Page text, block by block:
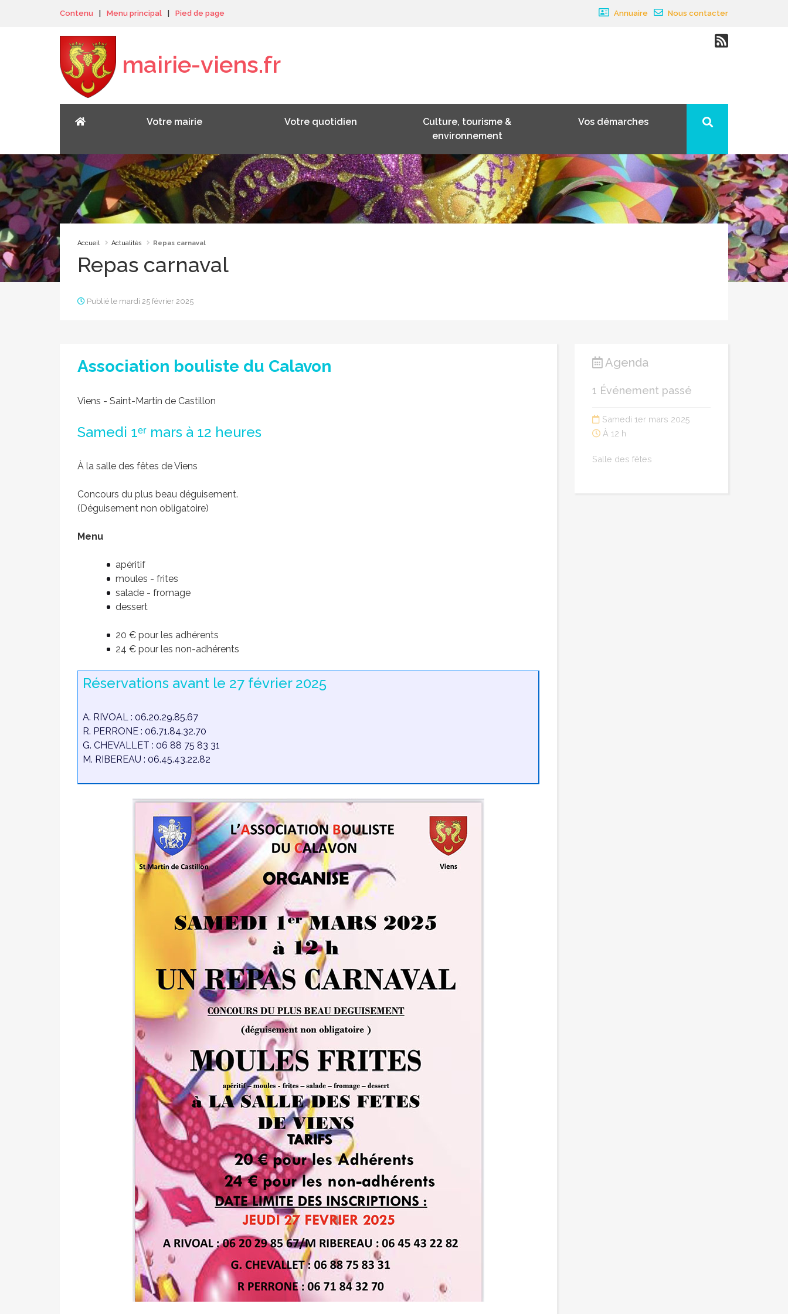
Contenu Menu principal Pied de page Annuaire Nous contacter
mairie-viens.fr
Votre mairie Votre quotidien
Culture, tourisme &
environnement
Vos démarches
×
Accueil Actualités Repas carnaval
Repas carnaval
Publié le mardi 25 février 2025
Association bouliste du Calavon
Viens - Saint-Martin de Castillon
Samedi 1ᵉʳ mars à 12 heures
À la salle des fêtes de Viens
Concours du plus beau déguisement.
(Déguisement non obligatoire)
Menu
apéritif
moules - frites
salade - fromage
dessert
20 € pour les adhérents
24 € pour les non-adhérents
Réservations avant le 27 février 2025
A. RIVOAL : 06.20.29.85.67
R. PERRONE : 06.71.84.32.70
G. CHEVALLET : 06 88 75 83 31
M. RIBEREAU : 06.45.43.22.82
Agenda
1 Événement passé
Samedi 1er mars 2025
À 12 h
Salle des fêtes